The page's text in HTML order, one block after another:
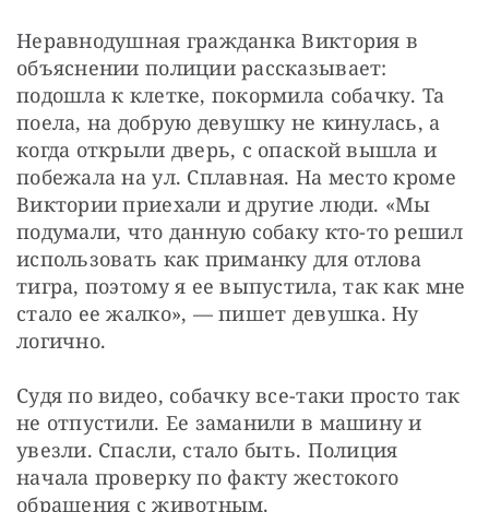
Неравнодушная гражданка Виктория в
объяснении полиции рассказывает:
подошла к клетке, покормила собачку. Та
поела, на добрую девушку не кинулась, а
когда открыли дверь, с опаской вышла и
побежала на ул. Сплавная. На место кроме
Виктории приехали и другие люди. «Мы
подумали, что данную собаку кто-то решил
использовать как приманку для отлова
тигра, поэтому я ее выпустила, так как мне
стало ее жалко», — пишет девушка. Ну
логично.
Судя по видео, собачку все-таки просто так
не отпустили. Ее заманили в машину и
увезли. Спасли, стало быть. Полиция
начала проверку по факту жестокого
обращения с животным.